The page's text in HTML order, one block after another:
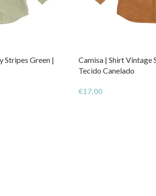
Stripes Green |
Camisa | Shirt Vintage
Tecido Canelado
€17,00